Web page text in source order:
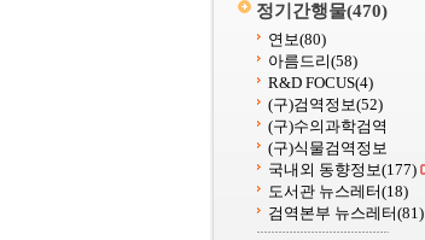
정기간행물(470)
연보(80)
아름드리(58)
R&D FOCUS(4)
(구)검역정보(52)
(구)수의과학검역
(구)식물검역정보
국내외 동향정보(177)
도서관 뉴스레터(18)
검역본부 뉴스레터(81)